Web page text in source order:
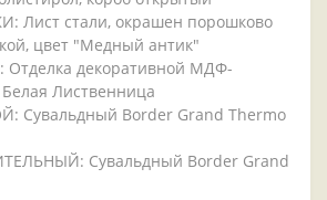
Лист стали, окрашен порошково
цвет "Медный антик"
декоративной МДФ-
Лиственница
Сувальдный Border Grand Thermo
Сувальдный Border Grand